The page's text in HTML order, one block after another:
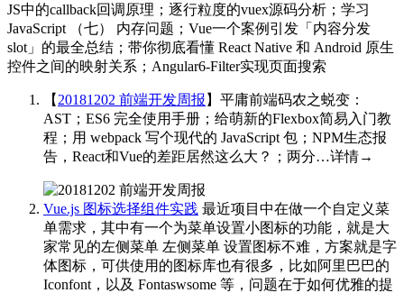
JS中的callback回调原理；逐行粒度的vuex源码分析；学习
JavaScript （七） 内存问题；Vue一个案例引发「内容分发
slot」的最全总结；带你彻底看懂 React Native 和 Android 原生
控件之间的映射关系；Angular6-Filter实现页面搜索
【 20181202 前端开发周报 】平庸前端码农之蜕变：
AST；ES6 完全使用手册；给萌新的Flexbox简易入门教
程；用 webpack 写个现代的 JavaScript 包；NPM生态报
告，React和Vue的差距居然这么大？；两分…详情→
Vue.js 图标选择组件实践 最近项目中在做一个自定义菜
单需求，其中有一个为菜单设置小图标的功能，就是大
家常见的左侧菜单 左侧菜单 设置图标不难，方案就是字
体图标，可供使用的图标库也有很多，比如阿里巴巴的
Iconfont，以及 Fontaswsome 等，问题在于如何优雅的提